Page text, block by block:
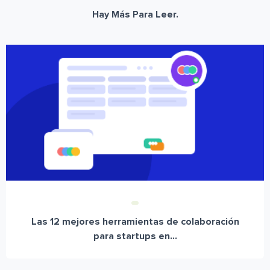
Hay Más Para Leer.
Las 12 mejores herramientas de colaboración
para startups en...